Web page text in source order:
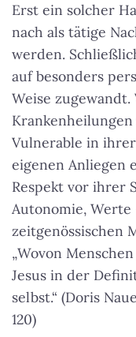
Erst ein solcher
nach als tätige
werden.
auf besonders
Weise zugewandt.
Vulnerable in
eigenen Anliegen
Respekt vor ihrer
Autonomie, Werte
zeitgenössischen
„Wovon
Jesus in der
selbst.“ (Doris
120)